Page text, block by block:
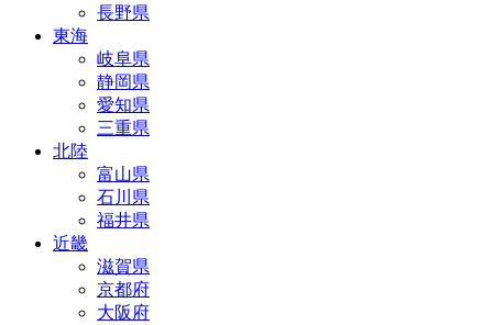
長野県
東海
岐阜県
静岡県
愛知県
三重県
北陸
富山県
石川県
福井県
近畿
滋賀県
京都府
大阪府